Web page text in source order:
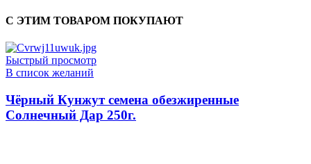
С ЭТИМ ТОВАРОМ ПОКУПАЮТ
Быстрый просмотр
В список желаний
Чёрный Кунжут семена обезжиренные
Солнечный Дар 250г.